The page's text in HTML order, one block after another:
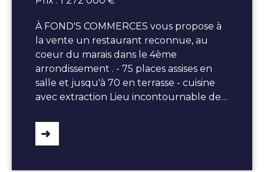
À FOND'S COMMERCES vous propose à
la vente un restaurant reconnue, au
coeur du marais dans le 4ème
arrondissement . - 75 places assises en
salle et jusqu'à 70 en terrasse - cuisine
avec extraction Lieu incontournable de…